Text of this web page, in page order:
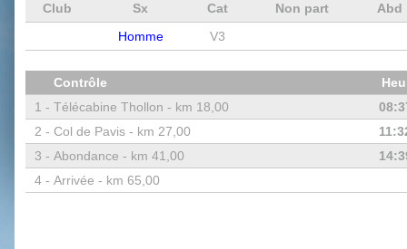
Club Sx Cat Non part
Abd
Homme
V3
Contrôle
1 - Télécabine Thollon - km 18,00
2 - Col de Pavis - km 27,00
3 - Abondance - km 41,00
4 - Arrivée - km 65,00